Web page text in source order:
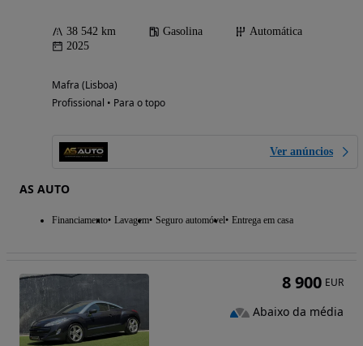
38 542 km Gasolina
Automática
2025
Mafra (Lisboa)
Profissional • Para o topo
Ver anúncios
AS AUTO
Financiamento Lavagem Seguro automóvel Entrega em casa
8 900 EUR
Abaixo da média